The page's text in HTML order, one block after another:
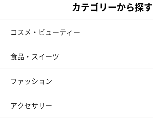
カテゴリーから探す
コスメ・ビューティー
食品・スイーツ
ファッション
アクセサリー